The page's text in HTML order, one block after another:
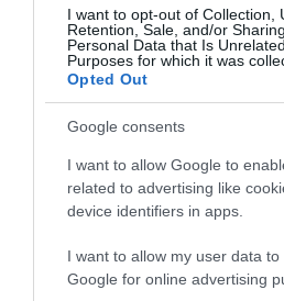
I want to opt-out of Collection,
Retention, Sale, and/or
Personal Data that Is
Purposes for which it was
Opted Out
Google consents
I want to allow Google to
related to advertising like
device identifiers in apps.
I want to allow my user data
Google for online advertising
A TERMÉSZET NEM SZERETI
ASZÁLY IDEJÉN IS OKOSABB